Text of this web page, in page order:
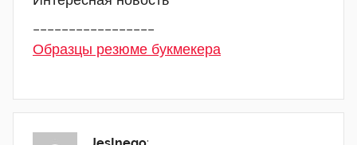
Образцы резюме букмекера